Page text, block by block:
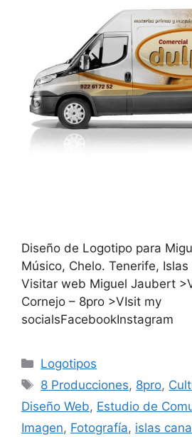
Diseño de Logotipo para
Músico, Chelo. Tenerife,
Visitar web Miguel Jaubert
Cornejo – 8pro >VIsit my
socialsFacebookInstagram
Logotipos
8 Producciones, 8pro,
Diseño Web, Estudio de
Imagen, Fotografía, islas